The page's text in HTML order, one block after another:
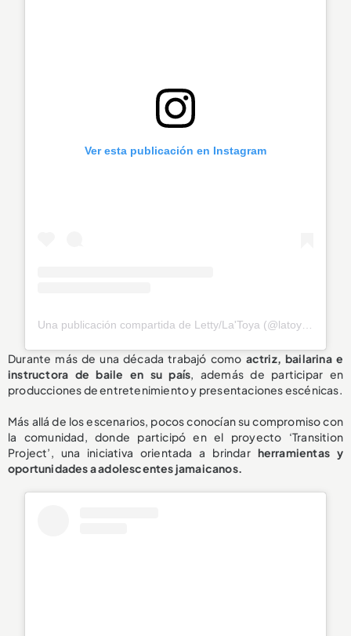
Ver esta publicación en Instagram
Durante más de una década trabajó como actriz, bailarina e
instructora de baile en su país, además de participar en
producciones de entretenimiento y presentaciones escénicas.
Más allá de los escenarios, pocos conocían su compromiso con
la comunidad, donde participó en el proyecto ‘Transition
Project’, una iniciativa orientada a brindar herramientas y
oportunidades a adolescentes jamaicanos.